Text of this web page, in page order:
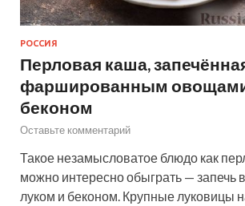
РОССИЯ
Перловая каша,
фаршированным
беконом
Оставьте комментарий
Такое незамысловатое блюдо как
можно интересно обыграть — запечь
луком и беконом. Крупные луковицы